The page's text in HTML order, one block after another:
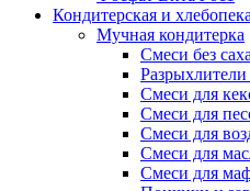
Кондитерская и
Мучная кондитерка
Смеси без
Смеси для
Смеси для
Смеси для
Смеси для
Смеси для